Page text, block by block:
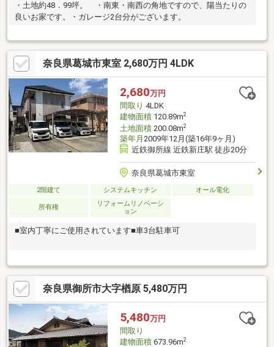
・土地約48．99坪。 ・南東・南西の角地ですので、陽当たりの
良いお家です。・ガレージ2台分がございます。
奈良県葛城市東室 2,680万円 4LDK
2,680万円
間取り 4LDK
建物面積120.89m2
土地面積200.08m2
築年月 2009年12月(築16年9ヶ月)
近鉄御所線 近鉄新庄駅 徒歩20分
奈良県葛城市東室
2階建て システムキッチン オール電化
所有権
リフォームリノベーシ
ョン
■室内丁寧にご使用されています■車3台駐車可
奈良県御所市大字楢原 5,480万円
5,480万円
間取り
建物面積673.96m2